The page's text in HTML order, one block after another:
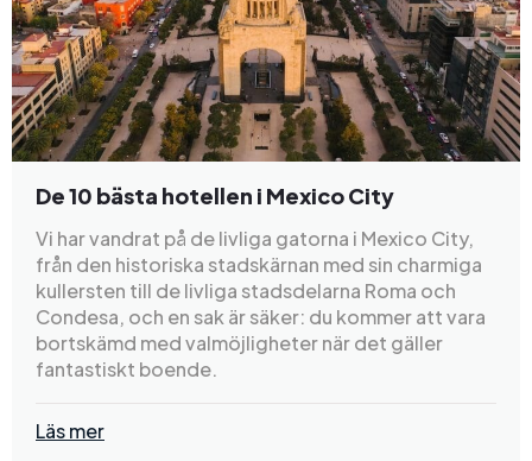
De 10 bästa hotellen i Mexico City
Vi har vandrat på de livliga gatorna i Mexico City,
från den historiska stadskärnan med sin charmiga
kullersten till de livliga stadsdelarna Roma och
Condesa, och en sak är säker: du kommer att vara
bortskämd med valmöjligheter när det gäller
fantastiskt boende.
Läs mer